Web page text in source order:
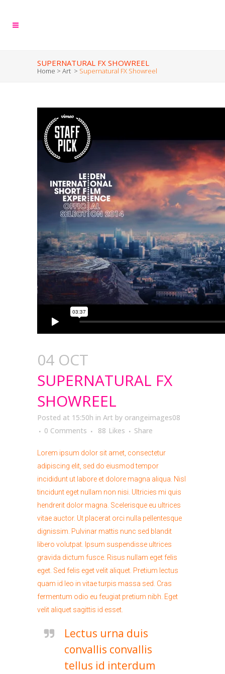
SUPERNATURAL FX SHOWREEL
Home > Art > Supernatural FX Showreel
04 OCT
SUPERNATURAL FX
SHOWREEL
Posted at 15:50h in Art by orangeimages08
0 Comments
88 Likes Share
Lorem ipsum dolor sit amet, consectetur
adipiscing elit, sed do eiusmod tempor
incididunt ut labore et dolore magna aliqua. Nisl
tincidunt eget nullam non nisi. Ultricies mi quis
hendrerit dolor magna. Scelerisque eu ultrices
vitae auctor. Ut placerat orci nulla pellentesque
dignissim. Pulvinar mattis nunc sed blandit
libero volutpat. Ipsum suspendisse ultrices
gravida dictum fusce. Risus nullam eget felis
eget. Sed felis eget velit aliquet. Pretium lectus
quam id leo in vitae turpis massa sed. Cras
fermentum odio eu feugiat pretium nibh. Eget
velit aliquet sagittis id esset.
Lectus urna duis
convallis convallis
tellus id interdum